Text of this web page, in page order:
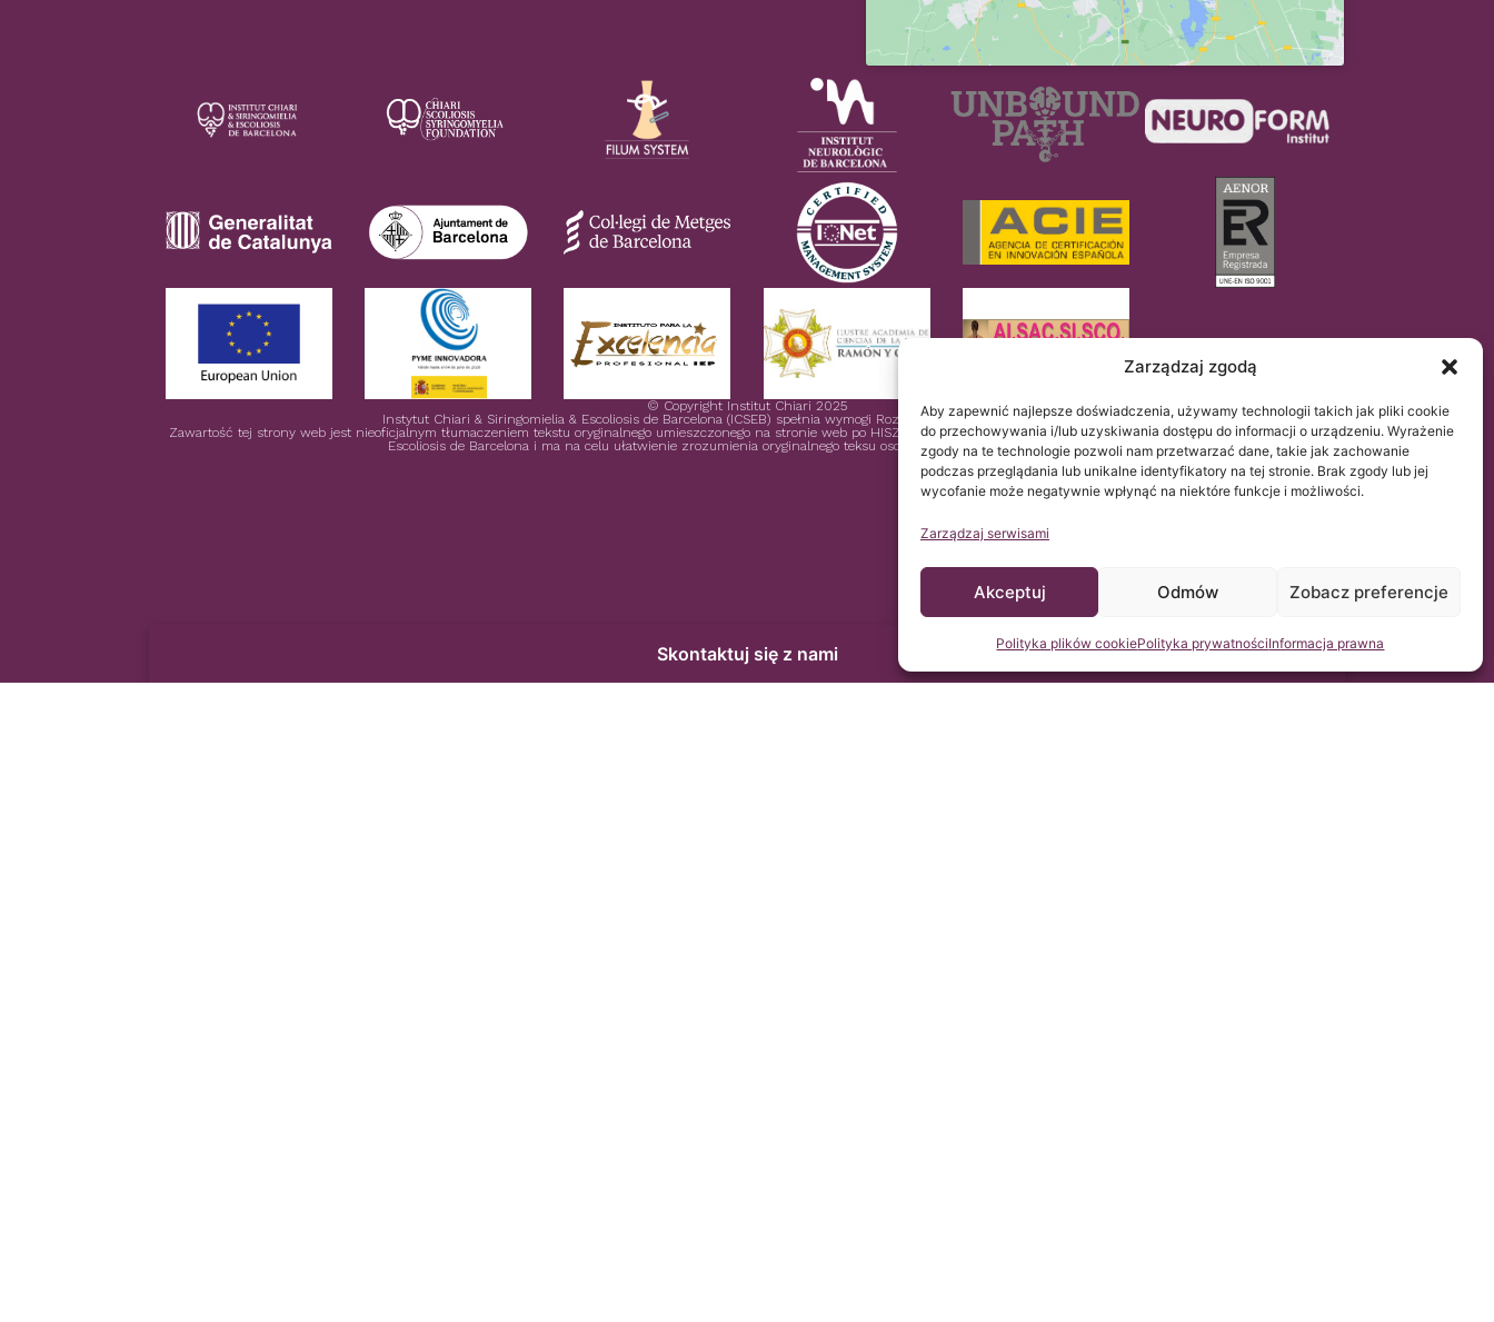
Zarządzaj zgodą
Aby zapewnić najlepsze doświadczenia, używamy technologii takich jak pliki cookie
do przechowywania i/lub uzyskiwania dostępu do informacji o urządzeniu. Wyrażenie
zgody na te technologie pozwoli nam przetwarzać dane, takie jak zachowanie
podczas przeglądania lub unikalne identyfikatory na tej stronie. Brak zgody lub jej
wycofanie może negatywnie wpłynąć na niektóre funkcje i możliwości.
Zarządzaj serwisami
Akceptuj Odmów Zobacz preferencje
Polityka plików cookiePolityka prywatnościInformacja prawna
© Copyright Institut Chiari 2025
Instytut Chiari & Siringomielia & Escoliosis de Barcelona (ICSEB) spełnia wymogi Rozporządzenia UE 2016/679 (RGPD).
Zawartość tej strony web jest nieoficjalnym tłumaczeniem tekstu oryginalnego umieszczonego na stronie web po HISZPAŃSKU i jest jedynie uprzejmością Instytutu Chiari & Siringomielia &
Escoliosis de Barcelona i ma na celu ułatwienie zrozumienia oryginalnego teksu osobie, która połączy się z tą stroną.
Skontaktuj się z nami